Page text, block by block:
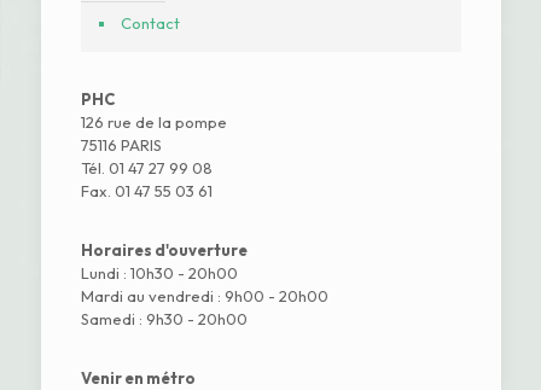
Contact
PHC
126 rue de la pompe
75116 PARIS
Tél. 01 47 27 99 08
Fax. 01 47 55 03 61
Horaires d'ouverture
Lundi : 10h30 - 20h00
Mardi au vendredi : 9h00 - 20h00
Samedi : 9h30 - 20h00
Venir en métro